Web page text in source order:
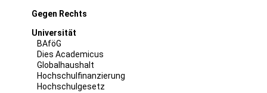
Gegen Rechts
Universität
BAföG
Dies Academicus
Globalhaushalt
Hochschulfinanzierung
Hochschulgesetz